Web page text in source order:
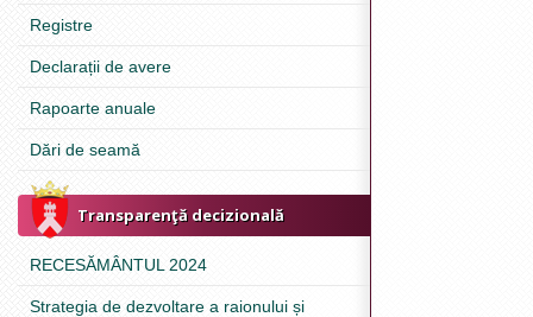
Registre
Declarații de avere
Rapoarte anuale
Dări de seamă
Transparenţă decizională
RECESĂMÂNTUL 2024
Strategia de dezvoltare a raionului și